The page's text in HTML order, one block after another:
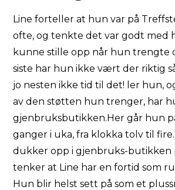
Line forteller at hun var på
ofte, og tenkte det var godt med
kunne stille opp når hun trengte
siste har hun ikke vært der riktig
jo nesten ikke tid til det! ler hun,
av den støtten hun trenger, har
gjenbruksbutikken.Her går hun
ganger i uka, fra klokka tolv til
dukker opp i gjenbruks-butikken
tenker at Line har en fortid som
Hun blir helst sett på som et